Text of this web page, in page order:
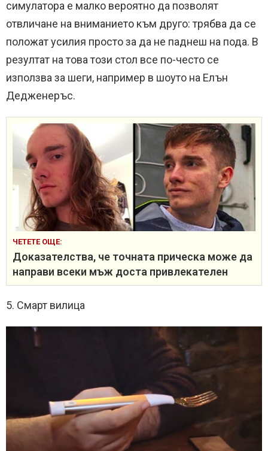
симулатора е малко вероятно да позволят
отвличане на вниманието към друго: трябва да се
положат усилия просто за да не паднеш на пода. В
резултат на това този стол все по-често се
използва за шеги, например в шоуто на Елън
Дедженеръс.
ЧЕТЕТЕ ОЩЕ:
Доказателства, че точната прическа може да
направи всеки мъж доста привлекателен
5. Смарт вилица